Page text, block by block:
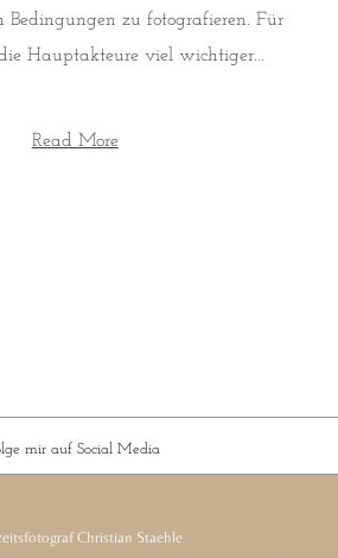
Bedingungen zu fotografieren. Für
Hauptakteure viel wichtiger...
Read More
mir auf Social Media
Christian Staehle